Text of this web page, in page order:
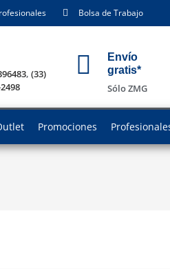
Bolsa de Trabajo
, (33)
Envío
gratis*
Sólo ZMG
Promociones